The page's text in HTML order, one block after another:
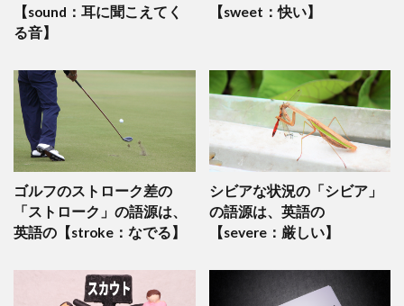
【sound：耳に聞こえてく
る音】
【sweet：快い】
ゴルフのストローク差の
「ストローク」の語源は、
英語の【stroke：なでる】
シビアな状況の「シビア」
の語源は、英語の
【severe：厳しい】